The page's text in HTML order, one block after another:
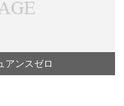
ンスゼロ